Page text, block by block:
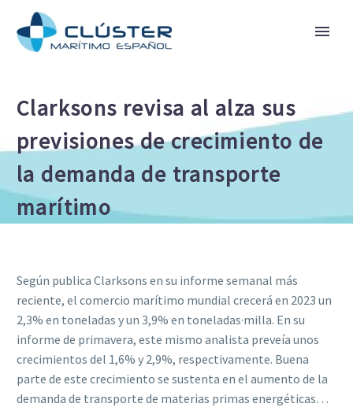
Clarksons revisa al alza sus
previsiones de crecimiento de
la demanda de transporte
marítimo
Según publica Clarksons en su informe semanal más
reciente, el comercio marítimo mundial crecerá en 2023 un
2,3% en toneladas y un 3,9% en toneladas·milla. En su
informe de primavera, este mismo analista preveía unos
crecimientos del 1,6% y 2,9%, respectivamente. Buena
parte de este crecimiento se sustenta en el aumento de la
demanda de transporte de materias primas energéticas…